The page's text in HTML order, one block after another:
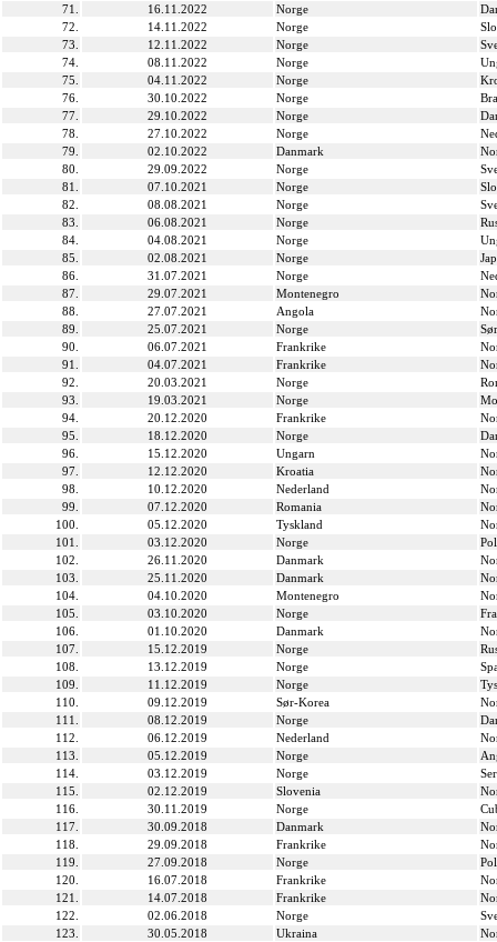
71.
16.11.2022 Norge
72.
14.11.2022 Norge
73.
12.11.2022 Norge
74.
08.11.2022 Norge
75.
04.11.2022 Norge
76.
30.10.2022 Norge
77.
29.10.2022 Norge
78.
27.10.2022 Norge
79.
02.10.2022 Danmark
80.
29.09.2022 Norge
81.
07.10.2021 Norge
82.
08.08.2021 Norge
83.
06.08.2021 Norge
84.
04.08.2021 Norge
85.
02.08.2021 Norge
86.
31.07.2021 Norge
87.
29.07.2021 Montenegro
88.
27.07.2021 Angola
89.
25.07.2021 Norge
90.
06.07.2021 Frankrike
91.
04.07.2021 Frankrike
92.
20.03.2021 Norge
93.
19.03.2021 Norge
94.
20.12.2020 Frankrike
95.
18.12.2020 Norge
96.
15.12.2020 Ungarn
97.
12.12.2020 Kroatia
98.
10.12.2020 Nederland
99.
07.12.2020 Romania
100.
05.12.2020 Tyskland
101.
03.12.2020 Norge
102.
26.11.2020 Danmark
103.
25.11.2020 Danmark
104.
04.10.2020 Montenegro
105.
03.10.2020 Norge
106.
01.10.2020 Danmark
107.
15.12.2019 Norge
108.
13.12.2019 Norge
109.
11.12.2019 Norge
110.
09.12.2019 Sør-Korea
111.
08.12.2019 Norge
112.
06.12.2019 Nederland
113.
05.12.2019 Norge
114.
03.12.2019 Norge
115.
02.12.2019 Slovenia
116.
30.11.2019 Norge
117.
30.09.2018 Danmark
118.
29.09.2018 Frankrike
119.
27.09.2018 Norge
120.
16.07.2018 Frankrike
121.
14.07.2018 Frankrike
122.
02.06.2018 Norge
123.
30.05.2018 Ukraina